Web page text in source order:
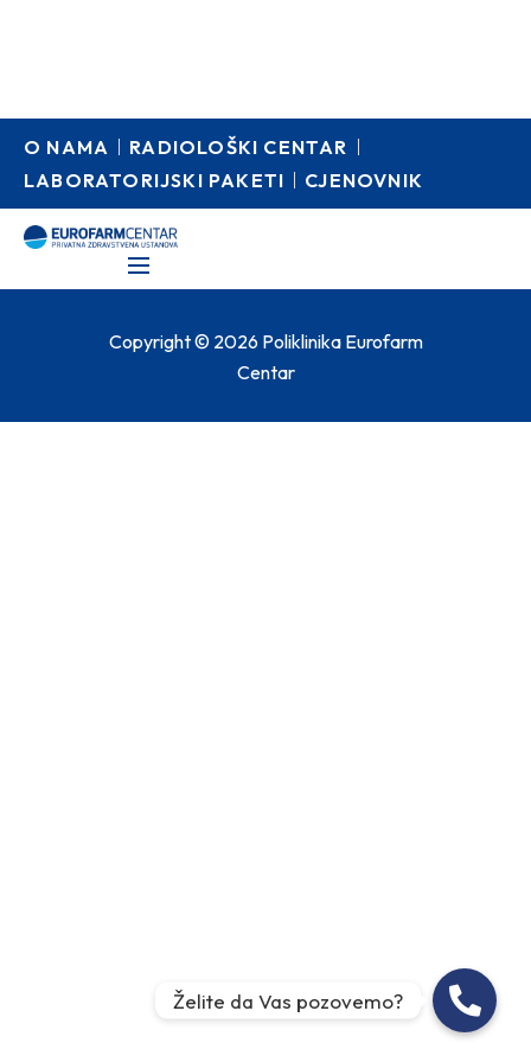
O NAMA
RADIOLOŠKI CENTAR
LABORATORIJSKI PAKETI
CJENOVNIK
Copyright © 2026 Poliklinika Eurofarm
Centar
Želite da Vas pozovemo?